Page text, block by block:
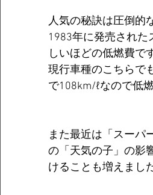
人気の秘訣は圧倒的
1983年に発売され
しいほどの低燃費で
現行車種のこちらで
で108km/ℓなので低
また最近は「スーパ
の「天気の子」の影
けることも増えまし